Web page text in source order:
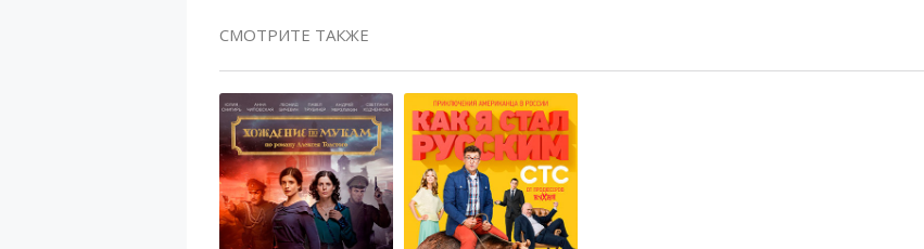
СМОТРИТЕ ТАКЖЕ